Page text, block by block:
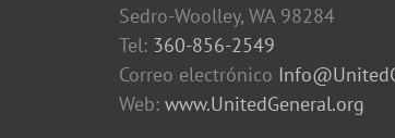
Sedro-Woolley, WA 98284
Tel: 360-856-2549
Correo electrónico
Web:www.UnitedGeneral.org